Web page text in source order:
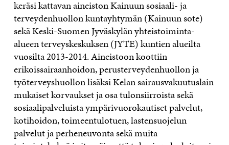
keräsi kattavan aineiston Kainuun sosiaali- ja
terveydenhuollon kuntayhtymän (Kainuun sote)
sekä Keski-Suomen Jyväskylän yhteistoiminta-
alueen terveyskeskuksen (JYTE) kuntien alueilta
vuosilta 2013-2014. Aineistoon koottiin
erikoissairaanhoidon, perusterveydenhuollon ja
työterveyshuollon lisäksi Kelan sairausvakuutuslain
mukaiset korvaukset ja osa tulonsiirroista sekä
sosiaalipalveluista ympärivuorokautiset palvelut,
kotihoidon, toimeentulotuen, lastensuojelun
palvelut ja perheneuvonta sekä muita